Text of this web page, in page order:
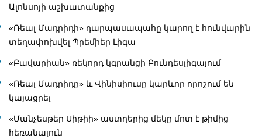
Ալոնսոյի աշխատանքից
«Ռեալ Մադրիդի» դարպասապահը կարող է հունվարին
տեղափոխվել Պրեմիեր Լիգա
«Բավարիան» ռեկորդ կգրանցի Բունդեսլիգայում
«Ռեալ Մադրիդը» և Վինիսիուսը կարևոր որոշում են
կայացրել
«Մանչեսթեր Սիթիի» աստղերից մեկը մոտ է թիմից
հեռանալուն